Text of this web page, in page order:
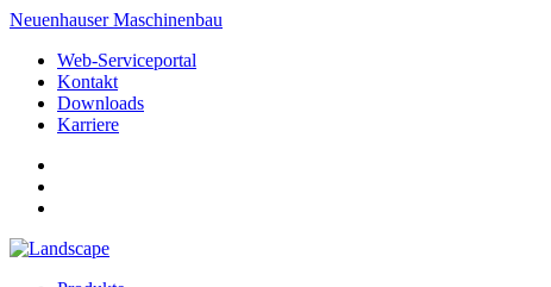
Neuenhauser Maschinenbau
Web-Serviceportal
Kontakt
Downloads
Karriere